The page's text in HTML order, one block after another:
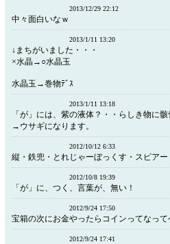
2013/12/29 22:12
中々面白いなｗ
2013/1/11 13:20
↓まちがいました・・・
×水晶→○水晶玉
水晶玉→巻物ﾃﾞｽ
2013/1/11 13:18
「が」には、紫の液体？・・らしき物
→ウサギになります。
2012/10/12 6:33
縦・鉄兜・とれじゃーぼっくす・スピア
2012/10/8 19:39
「が」に、つく、言葉が、無い！
2012/9/24 17:50
宝箱の次にお金やったらコインってなっ
2012/9/24 17:41